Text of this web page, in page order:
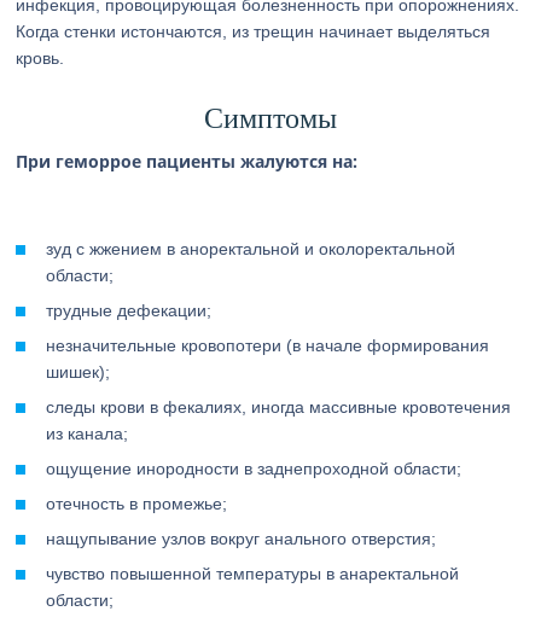
инфекция, провоцирующая болезненность при опорожнениях.
Когда стенки истончаются, из трещин начинает выделяться
кровь.
Симптомы
При геморрое пациенты жалуются на:
зуд с жжением в аноректальной и околоректальной
области;
трудные дефекации;
незначительные кровопотери (в начале формирования
шишек);
следы крови в фекалиях, иногда массивные кровотечения
из канала;
ощущение инородности в заднепроходной области;
отечность в промежье;
нащупывание узлов вокруг анального отверстия;
чувство повышенной температуры в анаректальной
области;